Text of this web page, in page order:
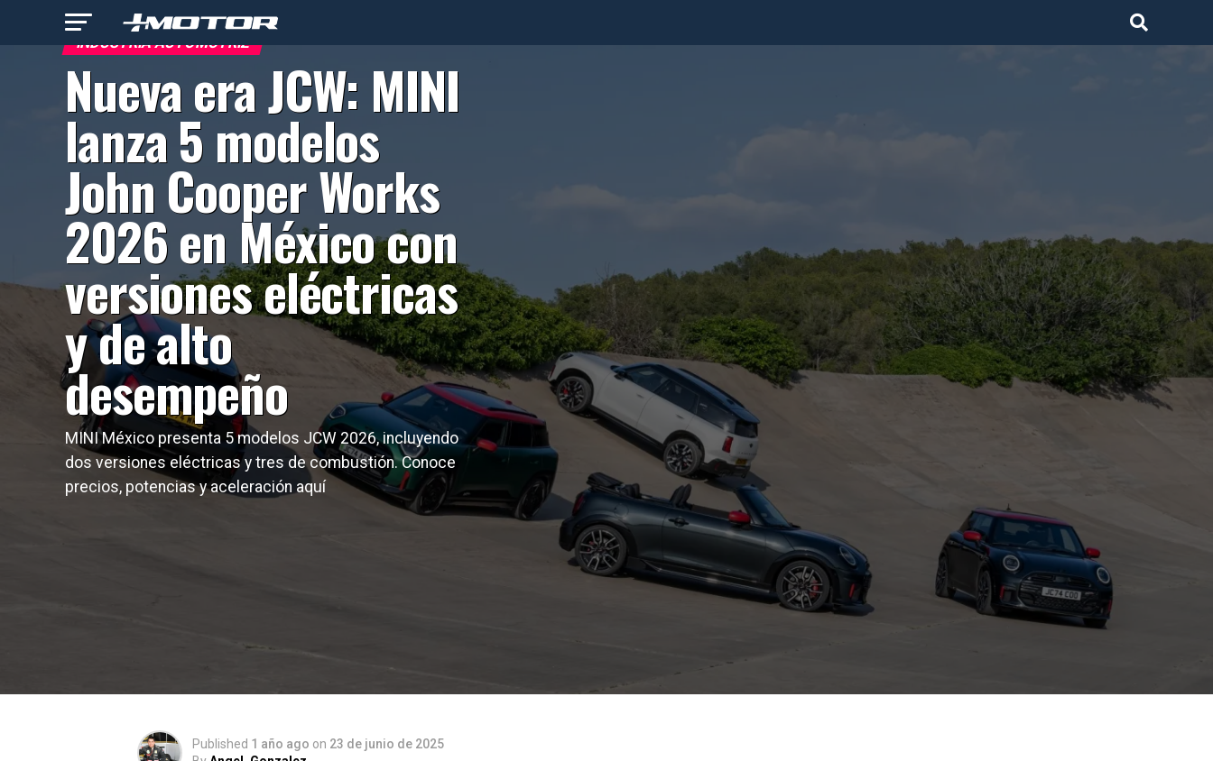
INDUSTRIA AUTOMOTRIZ
Nueva era JCW: MINI
lanza 5 modelos
John Cooper Works
2026 en México con
versiones eléctricas
y de alto
desempeño
MINI México presenta 5 modelos JCW 2026, incluyendo
dos versiones eléctricas y tres de combustión. Conoce
precios, potencias y aceleración aquí
Published 1 año ago on 23 de junio de 2025